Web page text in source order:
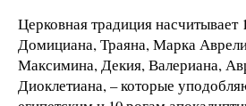
Церковная традиция
Домициана, Траяна, Марка
Максимина, Декия, Валериана,
Диоклетиана, – которые